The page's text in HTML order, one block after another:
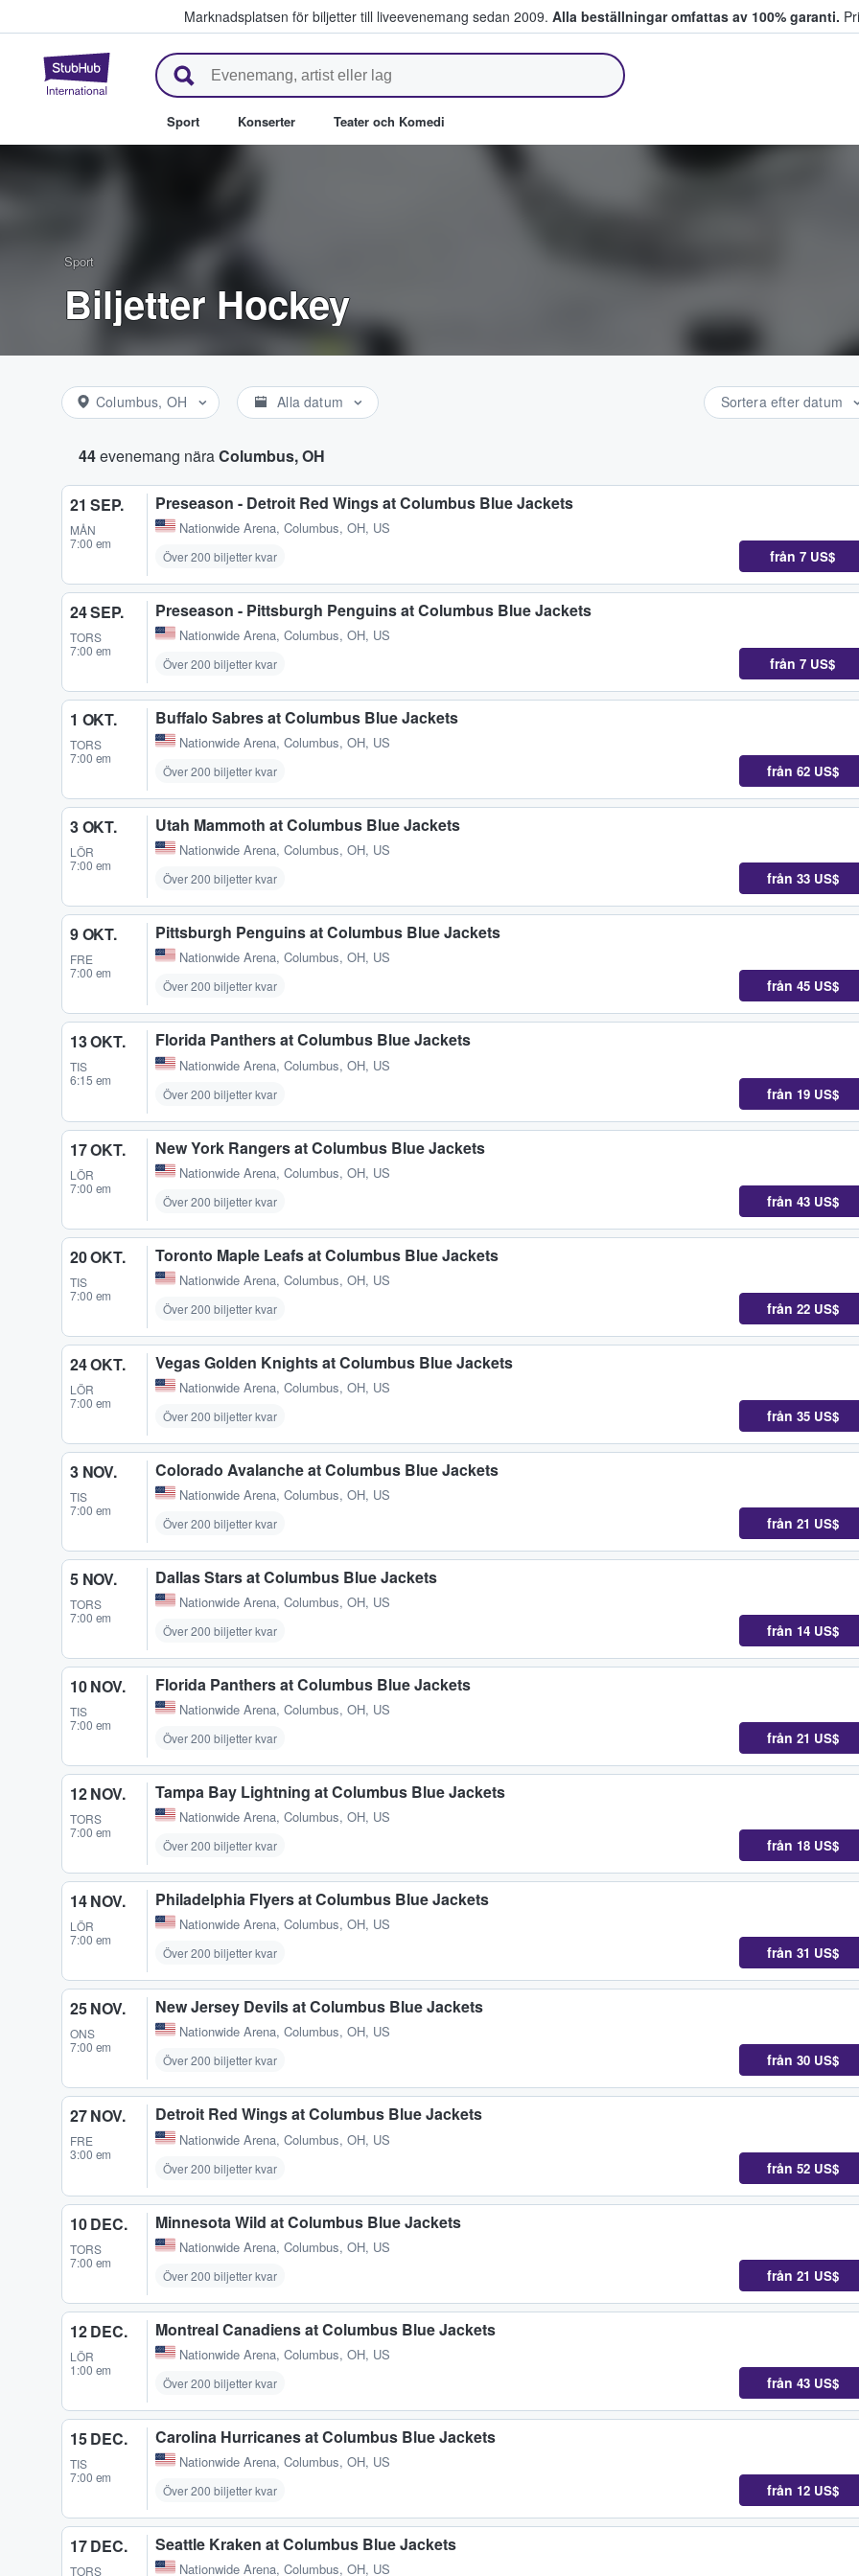
Marknadsplatsen för biljetter till liveevenemang sedan 2009. Alla beställningar omfattas av 100% garanti.
StubHub – där fans köper och säljer biljetter.
Sport Konserter Teater och Komedi
Sport
Biljetter Hockey
Columbus, OH Alla datum Sortera efter datum
44evenemang näraColumbus, OH
21 SEP.
MÅN
7:00 em
Preseason - Detroit Red Wings at Columbus Blue Jackets
Nationwide Arena, Columbus, OH, US
Över 200 biljetter kvar från 7 US$
24 SEP.
TORS
7:00 em
Preseason - Pittsburgh Penguins at Columbus Blue Jackets
Nationwide Arena, Columbus, OH, US
Över 200 biljetter kvar från 7 US$
1 OKT.
TORS
7:00 em
Buffalo Sabres at Columbus Blue Jackets
Nationwide Arena, Columbus, OH, US
Över 200 biljetter kvar från 62 US$
3 OKT.
LÖR
7:00 em
Utah Mammoth at Columbus Blue Jackets
Nationwide Arena, Columbus, OH, US
Över 200 biljetter kvar från 33 US$
9 OKT.
FRE
7:00 em
Pittsburgh Penguins at Columbus Blue Jackets
Nationwide Arena, Columbus, OH, US
Över 200 biljetter kvar från 45 US$
13 OKT.
TIS
6:15 em
Florida Panthers at Columbus Blue Jackets
Nationwide Arena, Columbus, OH, US
Över 200 biljetter kvar från 19 US$
17 OKT.
LÖR
7:00 em
New York Rangers at Columbus Blue Jackets
Nationwide Arena, Columbus, OH, US
Över 200 biljetter kvar från 43 US$
20 OKT.
TIS
7:00 em
Toronto Maple Leafs at Columbus Blue Jackets
Nationwide Arena, Columbus, OH, US
Över 200 biljetter kvar från 22 US$
24 OKT.
LÖR
7:00 em
Vegas Golden Knights at Columbus Blue Jackets
Nationwide Arena, Columbus, OH, US
Över 200 biljetter kvar från 35 US$
3 NOV.
TIS
7:00 em
Colorado Avalanche at Columbus Blue Jackets
Nationwide Arena, Columbus, OH, US
Över 200 biljetter kvar från 21 US$
5 NOV.
TORS
7:00 em
Dallas Stars at Columbus Blue Jackets
Nationwide Arena, Columbus, OH, US
Över 200 biljetter kvar från 14 US$
10 NOV.
TIS
7:00 em
Florida Panthers at Columbus Blue Jackets
Nationwide Arena, Columbus, OH, US
Över 200 biljetter kvar från 21 US$
12 NOV.
TORS
7:00 em
Tampa Bay Lightning at Columbus Blue Jackets
Nationwide Arena, Columbus, OH, US
Över 200 biljetter kvar från 18 US$
14 NOV.
LÖR
7:00 em
Philadelphia Flyers at Columbus Blue Jackets
Nationwide Arena, Columbus, OH, US
Över 200 biljetter kvar från 31 US$
25 NOV.
ONS
7:00 em
New Jersey Devils at Columbus Blue Jackets
Nationwide Arena, Columbus, OH, US
Över 200 biljetter kvar från 30 US$
27 NOV.
FRE
3:00 em
Detroit Red Wings at Columbus Blue Jackets
Nationwide Arena, Columbus, OH, US
Över 200 biljetter kvar från 52 US$
10 DEC.
TORS
7:00 em
Minnesota Wild at Columbus Blue Jackets
Nationwide Arena, Columbus, OH, US
Över 200 biljetter kvar från 21 US$
12 DEC.
LÖR
1:00 em
Montreal Canadiens at Columbus Blue Jackets
Nationwide Arena, Columbus, OH, US
Över 200 biljetter kvar från 43 US$
15 DEC.
TIS
7:00 em
Carolina Hurricanes at Columbus Blue Jackets
Nationwide Arena, Columbus, OH, US
Över 200 biljetter kvar från 12 US$
17 DEC.
TORS
Seattle Kraken at Columbus Blue Jackets
Nationwide Arena, Columbus, OH, US